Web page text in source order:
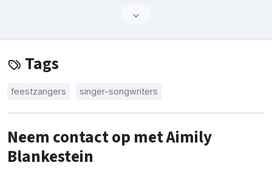
Tags
feestzangers singer-songwriters
Neem contact op met Aimily
Blankestein